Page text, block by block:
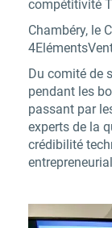
compétitivité
Chambéry, le
Du comité de
pendant les
passant par
experts de la
crédibilité